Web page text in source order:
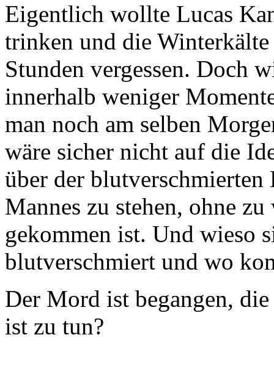
Eigentlich wollte Lucas
trinken und die
Stunden vergessen. Doch
innerhalb weniger
man noch am selben
wäre sicher nicht auf die
über der
Mannes zu stehen, ohne
gekommen ist. Und wieso
blutverschmiert und wo
Der Mord ist begangen,
ist zu tun?